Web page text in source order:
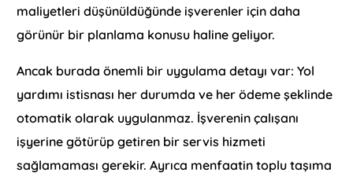
maliyetleri düşünüldüğünde işverenler için daha
görünür bir planlama konusu haline geliyor.
Ancak burada önemli bir uygulama detayı var: Yol
yardımı istisnası her durumda ve her ödeme şeklinde
otomatik olarak uygulanmaz. İşverenin çalışanı
işyerine götürüp getiren bir servis hizmeti
sağlamaması gerekir. Ayrıca menfaatin toplu taşıma